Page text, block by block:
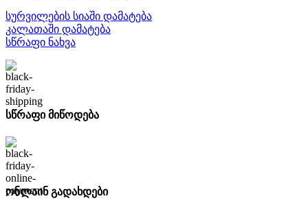
სურვილების სიაში დამატება
კალათაში დამატება
სწრაფი ნახვა
სწრაფი მიწოდება
ონლაინ გადახდები